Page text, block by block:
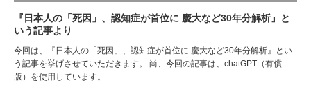
『日本人の「死因」、認知症が首位に 慶大など30年分解析』と
いう記事より
今回は、『日本人の「死因」、認知症が首位に 慶大など30年分解析』とい
う記事を挙げさせていただきます。 尚、今回の記事は、chatGPT（有償
版）を使用しています。